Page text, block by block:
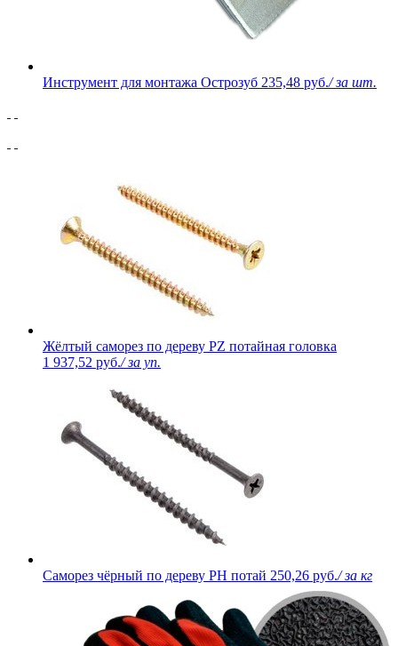
Инструмент для монтажа Острозуб 235,48 руб./ за шт.
Жёлтый саморез по дереву PZ потайная головка
1 937,52 руб./ за уп.
Саморез чёрный по дереву PH потай 250,26 руб./ за кг